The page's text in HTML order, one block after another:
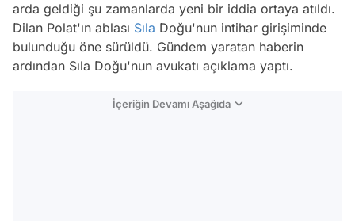
arda geldiği şu zamanlarda yeni bir iddia ortaya atıldı.
Dilan Polat'ın ablası Sıla Doğu'nun intihar girişiminde
bulunduğu öne sürüldü. Gündem yaratan haberin
ardından Sıla Doğu'nun avukatı açıklama yaptı.
İçeriğin Devamı Aşağıda